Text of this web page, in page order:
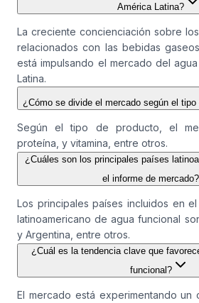
América Latina?
La creciente concienciación sobre
relacionados con las bebidas
está impulsando el mercado del
Latina.
¿Cómo se divide el mercado según el tipo
Según el tipo de producto, el
proteína, y vitamina, entre otros.
¿Cuáles son los principales países
el informe de mercado?
Los principales países incluidos en
latinoamericano de agua funcional
y Argentina, entre otros.
¿Cuál es la tendencia clave que
funcional?
El mercado está experimentando un